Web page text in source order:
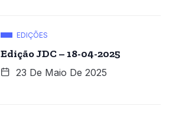
EDIÇÕES
Edição JDC – 18-04-2025
23 De Maio De 2025